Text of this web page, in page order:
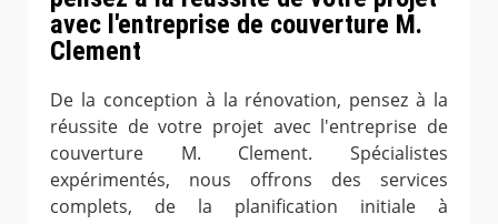
avec l'entreprise de couverture M.
Clement
De la conception à la rénovation, pensez à la
réussite de votre projet avec l'entreprise de
couverture M. Clement. Spécialistes
expérimentés, nous offrons des services
complets, de la planification initiale à